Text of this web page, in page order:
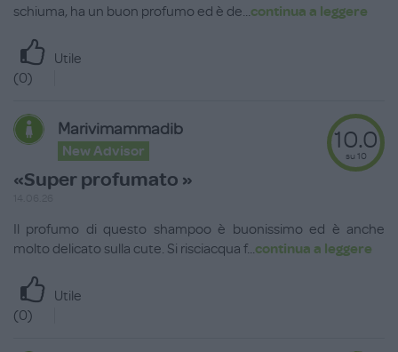
schiuma, ha un buon profumo ed è de...continua a leggere
Utile
(0)
Marivimammadib
New Advisor
«Super profumato »
10.0
su 10
Il profumo di questo shampoo è buonissimo ed è anche
molto delicato sulla cute. Si risciacqua f...continua a leggere
Utile
(0)